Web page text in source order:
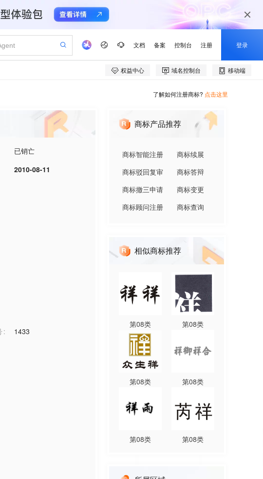
了解如何注册商标? 点击这里
已销亡
2010-08-11
1433
商标产品推荐
商标智能注册
商标续展
商标驳回复审
商标答辩
商标撤三申请
商标变更
商标顾问注册
商标查询
相似商标推荐
第08类 第08类
第08类 第08类
第08类 第08类